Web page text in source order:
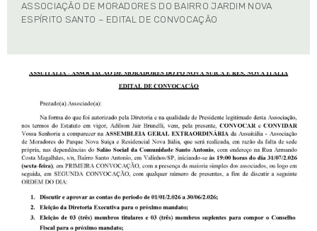
ASSOCIAÇÃO DE MORADORES DO BAIRRO JARDIM NOVA
ESPÍRITO SANTO – EDITAL DE CONVOCAÇÃO